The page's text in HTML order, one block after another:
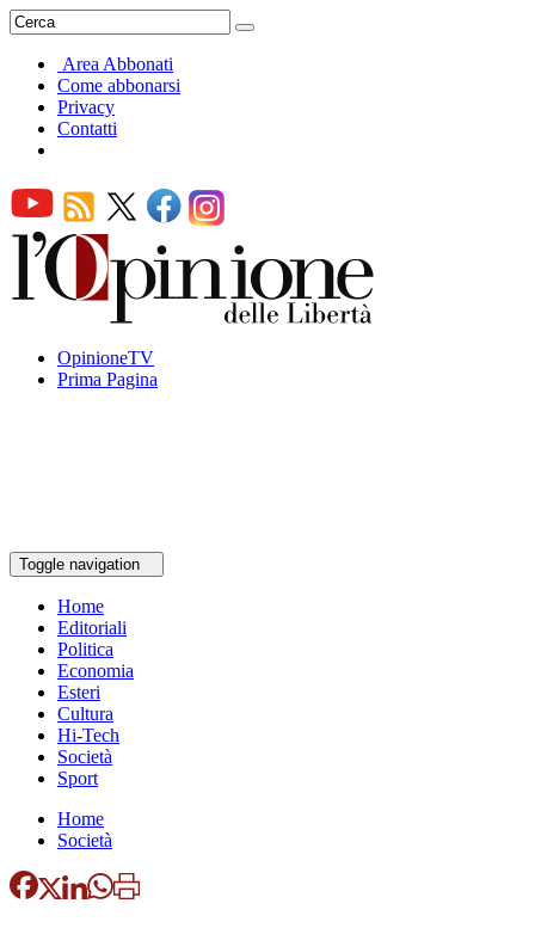
Area Abbonati
Come abbonarsi
Privacy
Contatti
OpinioneTV
Prima Pagina
Toggle navigation
Home
Editoriali
Politica
Economia
Esteri
Cultura
Hi-Tech
Società
Sport
Home
Società